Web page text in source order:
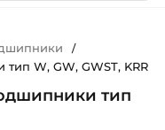
/
W, GW, GWST, KRR
тип